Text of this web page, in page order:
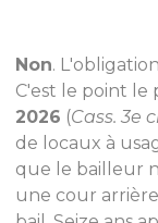
Non.
C'est le point
2026 (Cass. 3e
de locaux à
que le bailleur
une cour